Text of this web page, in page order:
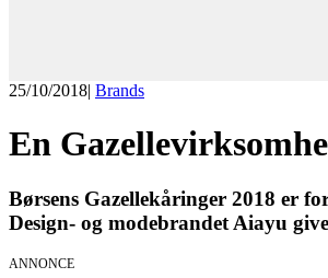
25/10/2018| Brands
En
Børsens Gazellekåringer 2018 er
Design- og modebrandet Aiayu
ANNONCE